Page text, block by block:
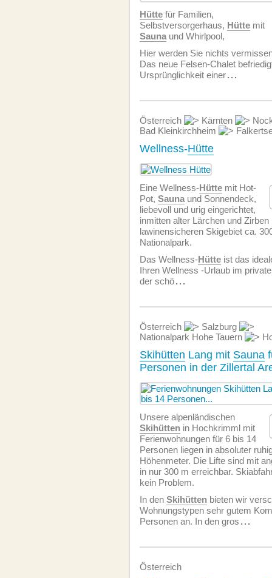
Hütte für Familien,
Selbstversorgerhaus, Hütte mit
Sauna und Whirlpool,
Hier werden Sie nichts
Das neue Felsen-Chalet
Ursprünglichkeit einer...
Österreich Kärnten
Bad Kleinkirchheim
Wellness-Hütte
Eine Wellness-Hütte mit Hot-
Pot, Sauna und Sonnendeck,
liebevoll und urig eingerichtet,
inmitten alter Lärchen und
lawinensicheren Skigebiet ca.
Nationalpark.
Das Wellness-Hütte ist das
Ihren Wellness -Urlaub im
der schö...
Österreich
Salzburg
Nationalpark Hohe Tauern
Skihütten Lang mit Sauna
Personen in der Zillertal
Unsere alpenländischen
Skihütten in Hochkrimml mit
Ferien­wohnungen für 6 bis 14
Personen liegen in absoluter
Höhenmeter. Die Lifte sind mit
in nur 300 m erreichbar.
kein Problem.
In den Skihütten bieten wir
Wohnungstypen sehr gutem
Personen an. In den gros ...
Österreich